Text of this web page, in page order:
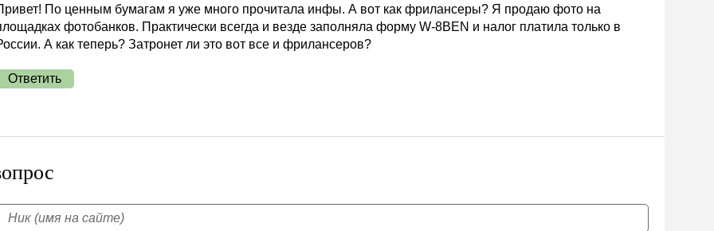
По ценным бумагам я уже много прочитала инфы. А вот как фрилансеры? Я продаю фото на
фотобанков. Практически всегда и везде заполняла форму W-8BEN и налог платила только в
А как теперь? Затронет ли это вот все и фрилансеров?
Ответить